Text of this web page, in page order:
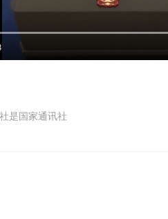
是国家通讯社